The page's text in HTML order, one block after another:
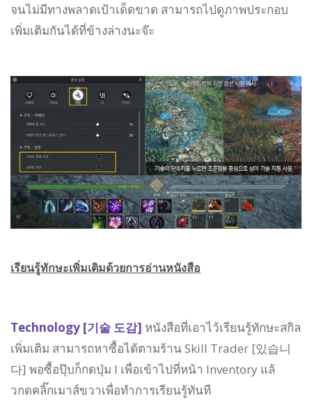
จนไม่มีทางพลาดเป้าเด็ดขาด สามารถไปดูภาพประกอบ
เพิ่มเติมกันได้ที่ข้างล่างนะจ๊ะ
เรียนรู้ทักษะเพิ่มเติมด้วยการอ่านหนังสือ
Technology [기술 도감] หนังสือที่เอาไว้เรียนรู้ทักษะสกิล
เพิ่มเติม สามารถหาซื้อได้ตามร้าน Skill Trader [있습니
다] พอซื้อปุ๊บก็กดปุ่ม I เพื่อเข้าไปที่หน้า Inventory แล้
วกดคลิ๊กเมาส์ขวาเพื่อทำการเรียนรู้ทันที